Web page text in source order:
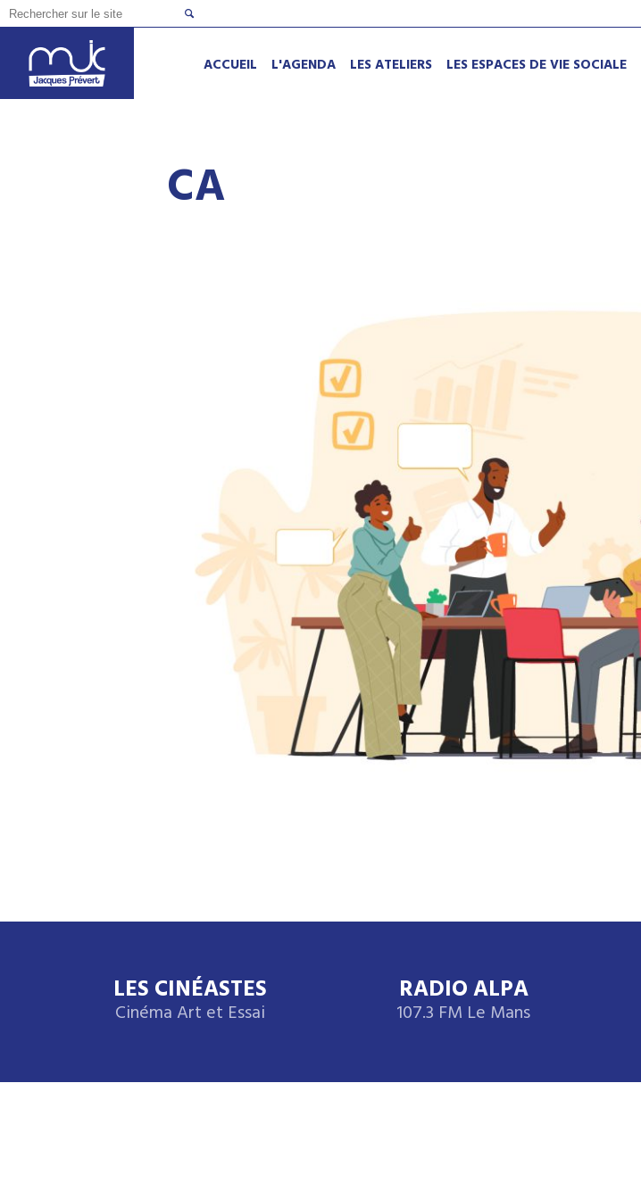
ACCUEIL L'AGENDA LES ATELIERS LES ESPACES DE VIE SOCIALE
CA
LES CINÉASTES
Cinéma Art et Essai
RADIO ALPA
107.3 FM Le Mans